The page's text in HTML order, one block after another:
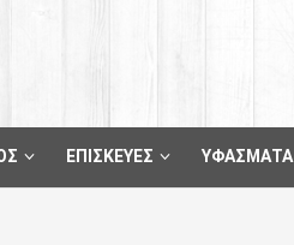
ΕΠΙΣΚΕΥΕΣ ΥΦΑΣΜΑΤΑ